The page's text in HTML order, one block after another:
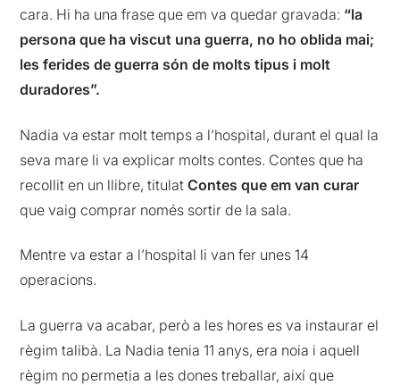
cara. Hi ha una frase que em va quedar gravada: “la
persona que ha viscut una guerra, no ho oblida mai;
les ferides de guerra són de molts tipus i molt
duradores”.
Nadia va estar molt temps a l’hospital, durant el qual la
seva mare li va explicar molts contes. Contes que ha
recollit en un llibre, titulatContes que em van curar
que vaig comprar només sortir de la sala.
Mentre va estar a l’hospital li van fer unes 14
operacions.
La guerra va acabar, però a les hores es va instaurar el
règim talibà. La Nadia tenia 11 anys, era noia i aquell
règim no permetia a les dones treballar, així que